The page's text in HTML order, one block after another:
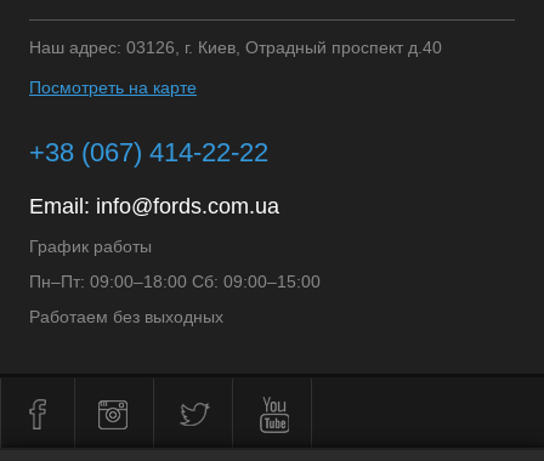
Наш адрес: 03126, г. Киев, Отрадный проспект д.40
Посмотреть на карте
+38 (067) 414-22-22
Email: info@fords.com.ua
График работы
Пн–Пт: 09:00–18:00 Сб: 09:00–15:00
Работаем без выходных